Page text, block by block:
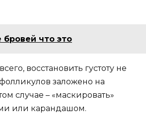
что это
восстановить густоту не
заложено на
случае – «маскировать»
или карандашом.